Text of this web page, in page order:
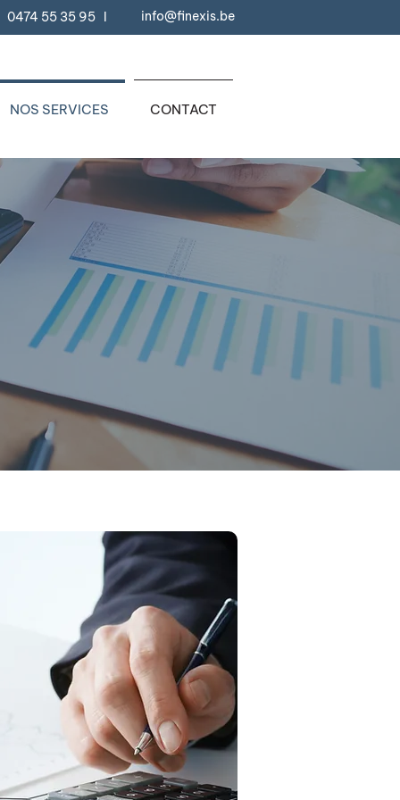
0474 55 35 95 I info@finexis.be
NOS SERVICES CONTACT